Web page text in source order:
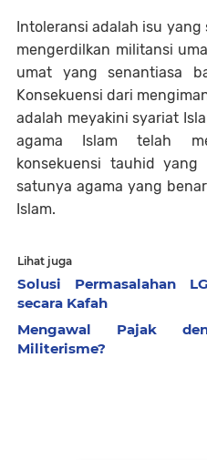
Intoleransi adalah isu
mengerdilkan militansi
umat yang senantiasa
Konsekuensi dari
adalah meyakini syariat
agama Islam telah
konsekuensi tauhid
satunya agama yang
Islam.
Lihat juga
Solusi Permasalahan
secara Kafah
Mengawal Pajak
Militerisme?